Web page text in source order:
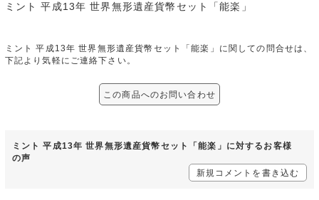
ミント 平成13年 世界無形遺産貨幣セット「能楽」
ミント 平成13年 世界無形遺産貨幣セット「能楽」に関しての問合せは、
下記より気軽にご連絡下さい。
この商品へのお問い合わせ
ミント 平成13年 世界無形遺産貨幣セット「能楽」に対するお客様
の声
新規コメントを書き込む